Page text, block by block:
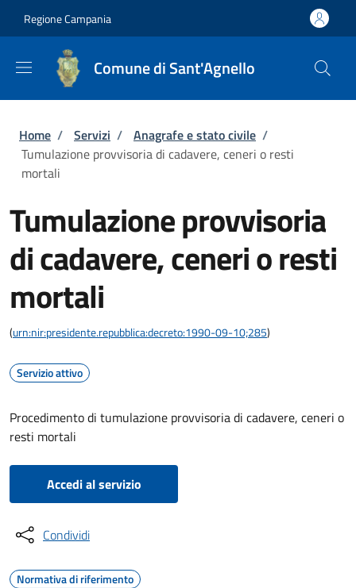
Regione Campania
Comune di Sant'Agnello
Briciole di pane
Home / Servizi / Anagrafe e stato civile /
Tumulazione provvisoria di cadavere, ceneri o resti
mortali
Tumulazione provvisoria
di cadavere, ceneri o resti
mortali
(urn:nir:presidente.repubblica:decreto:1990-09-10;285)
Servizio attivo
Procedimento di tumulazione provvisoria di cadavere, ceneri o
resti mortali
Accedi al servizio
Condividi
Normativa di riferimento